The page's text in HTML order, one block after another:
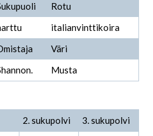
Rotu
italianvinttikoira
Väri
Musta
2. sukupolvi 3. sukupolvi